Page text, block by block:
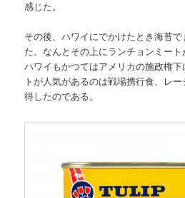
感じた。
その後、ハワイにでかけたとき海苔
た。なんとその上にランチョンミー
ハワイもかつてはアメリカの施政権
トが人気があるのは戦場携行食、レ
得したのである。